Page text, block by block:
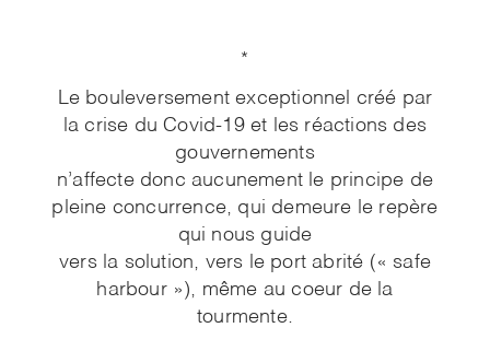
*
Le bouleversement exceptionnel créé par
la crise du Covid-19 et les réactions des
gouvernements
n’affecte donc aucunement le principe de
pleine concurrence, qui demeure le repère
qui nous guide
vers la solution, vers le port abrité (« safe
harbour »), même au coeur de la
tourmente.